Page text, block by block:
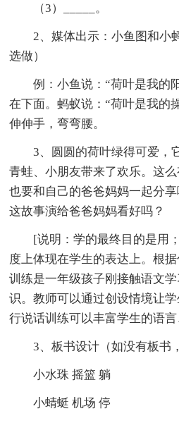
（3）_____。
2、媒体出示：小鱼图和小
选做）
例：小鱼说：“荷叶是我的
在下面。蚂蚁说：“荷叶是我的
伸伸手，弯弯腰。
3、圆圆的荷叶绿得可爱，
青蛙、小朋友带来了欢乐。这
也要和自己的爸爸妈妈一起分
这故事演给爸爸妈妈看好吗？
[说明：学的最终目的是用；
度上体现在学生的表达上。根
训练是一年级孩子刚接触语文
识。教师可以通过创设情境让
行说话训练可以丰富学生的语
3、板书设计（如没有板书，
小水珠 摇篮 躺
小蜻蜓 机场 停